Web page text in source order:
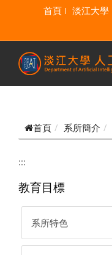
跳到主要內容
首頁 淡江大學
首頁 系所簡介
:::
教育目標
系所特色